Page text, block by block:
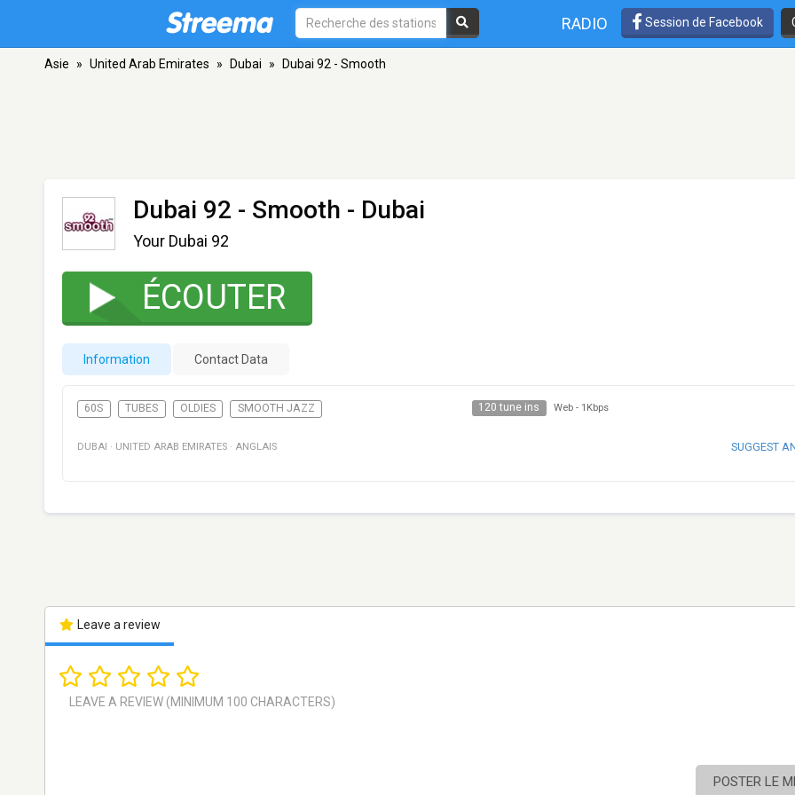
RADIO Session de Facebook
Asie » United Arab Emirates » Dubai » Dubai 92 - Smooth
Dubai 92 - Smooth - Dubai
Your Dubai 92
ÉCOUTER
Information Contact Data
60S TUBES OLDIES SMOOTH JAZZ 120 tune ins Web - 1Kbps
DUBAI · UNITED ARAB EMIRATES · ANGLAIS SUGGEST
Leave a review
POSTER LE